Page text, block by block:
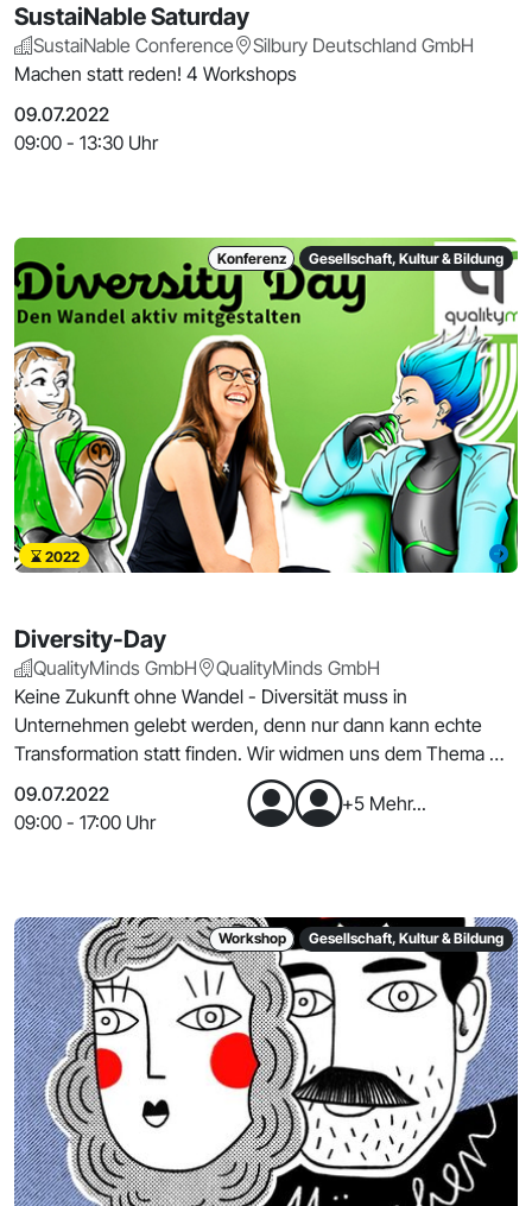
SustaiNable Saturday
SustaiNable Conference
Silbury Deutschland GmbH
Machen statt reden! 4 Workshops
09.07.2022
09:00 - 13:30 Uhr
Konferenz Gesellschaft, Kultur & Bildung
2022
Diversity-Day
QualityMinds GmbH
QualityMinds GmbH
Keine Zukunft ohne Wandel - Diversität muss in
Unternehmen gelebt werden, denn nur dann kann echte
Transformation statt finden. Wir widmen uns dem Thema mit
EUC
09.07.2022
09:00 - 17:00 Uhr
+5 Mehr...
Workshop Gesellschaft, Kultur & Bildung